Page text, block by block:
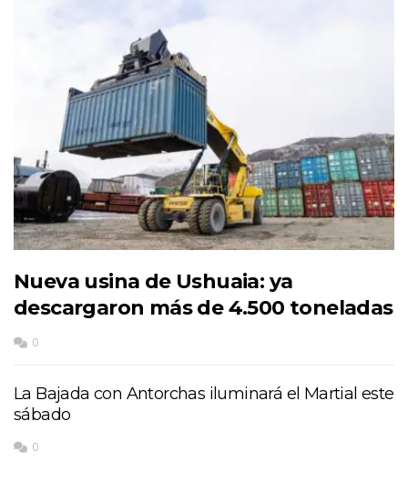
Nueva usina de Ushuaia: ya
descargaron más de 4.500 toneladas
0
La Bajada con Antorchas iluminará el Martial este
sábado
0